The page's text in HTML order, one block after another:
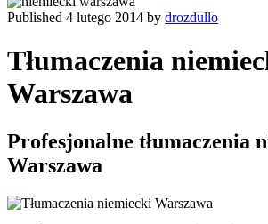
Published 4 lutego 2014 by drozdullo
Tłumaczenia
Warszawa
Profesjonalne tłumaczenia
Warszawa